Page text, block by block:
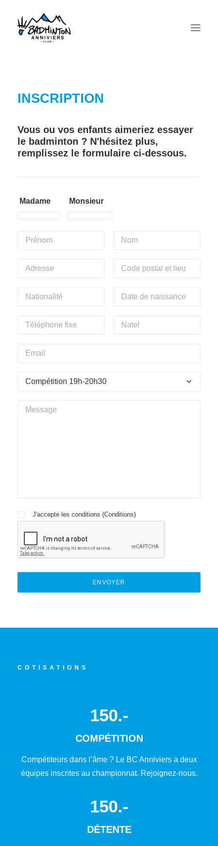
INSCRIPTION
Vous ou vos enfants aimeriez essayer
le badminton ? N'hésitez plus,
remplissez le formulaire ci-dessous.
Madame Monsieur
J'accepte les conditions (Conditions)
COTISATIONS
150.-
COMPÉTITION
Compétiteurs dans l’âme ? Le BC Anniviers a deux
équipes inscrites au championnat. Rejoignez-nous.
150.-
DÉTENTE